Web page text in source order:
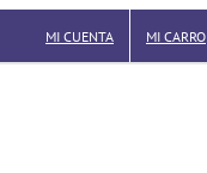
MI CUENTA MI CARRO